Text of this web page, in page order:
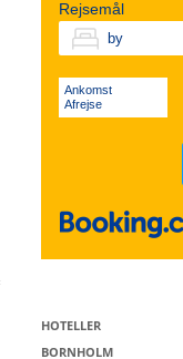
Rejsemål
Ankomst
Afrejse
HOTELLER
BORNHOLM